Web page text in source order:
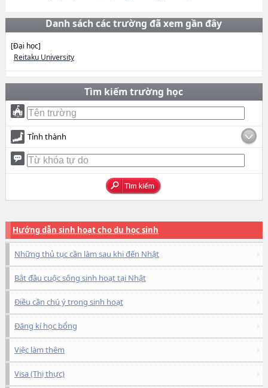
Danh sách các trường đã xem gần đây
[Đại học]
Reitaku University
Tìm kiếm trường học
Tỉnh thành
Hướng dẫn sinh hoạt cho du học sinh
Những thủ tục cần làm sau khi đến Nhật
Bắt đầu cuộc sống sinh hoạt tại Nhật
Điều cần chú ý trong sinh hoạt
Đăng kí học bổng
Việc làm thêm
Visa (Thị thực)